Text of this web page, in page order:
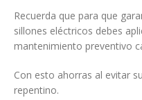
Recuerda que para que
sillones eléctricos debes
mantenimiento preventivo
Con esto ahorras al evitar
repentino.